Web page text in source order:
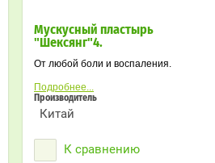
Мускусный пластырь
"Шексянг"4.
От любой боли и воспаления.
Подробнее...
Производитель
Китай
К сравнению